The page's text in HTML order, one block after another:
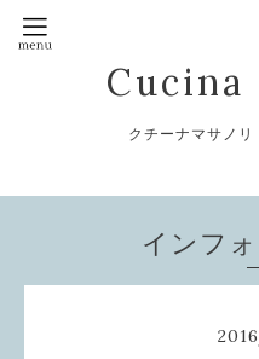
Cucina
クチーナマサノ
インフ
2016